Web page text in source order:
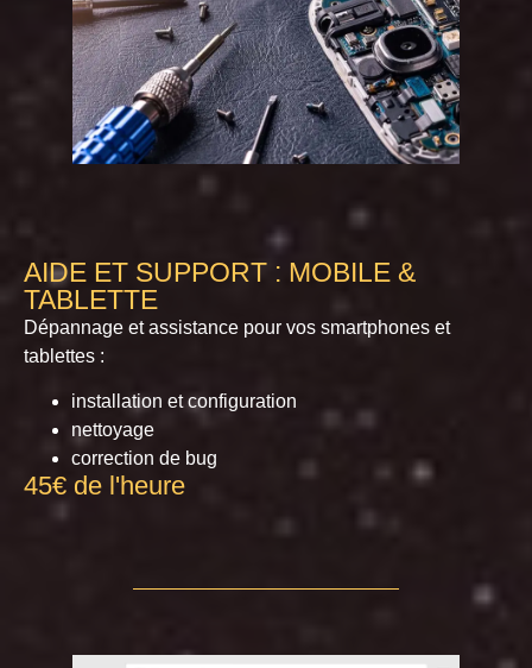
AIDE ET SUPPORT : MOBILE &
TABLETTE
Dépannage et assistance pour vos smartphones et
tablettes :
installation et configuration
nettoyage
correction de bug
45€ de l'heure